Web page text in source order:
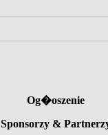
Og�oszenie
Sponsorzy &